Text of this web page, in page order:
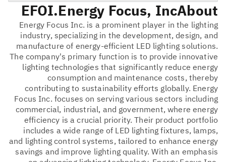
About
Energy Focus, Inc.
EFOI
Energy Focus Inc. is a prominent player in the lighting
industry, specializing in the development, design, and
manufacture of energy-efficient LED lighting solutions.
The company's primary function is to provide innovative
lighting technologies that significantly reduce energy
consumption and maintenance costs, thereby
contributing to sustainability efforts globally. Energy
Focus Inc. focuses on serving various sectors including
commercial, industrial, and government, where energy
efficiency is a crucial priority. Their product portfolio
includes a wide range of LED lighting fixtures, lamps,
and lighting control systems, tailored to enhance energy
savings and improve lighting quality. With an emphasis